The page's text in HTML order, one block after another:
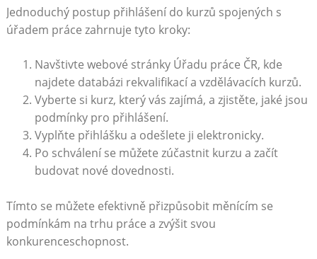
Jednoduchý postup přihlášení do kurzů spojených s
úřadem práce zahrnuje tyto kroky:
Navštivte webové stránky Úřadu práce ČR, kde
najdete databázi rekvalifikací a vzdělávacích kurzů.
Vyberte si kurz, který vás zajímá, a zjistěte, jaké jsou
podmínky pro přihlášení.
Vyplňte přihlášku a odešlete ji elektronicky.
Po schválení se můžete zúčastnit kurzu a začít
budovat nové dovednosti.
Tímto se můžete efektivně přizpůsobit měnícím se
podmínkám na trhu práce a zvýšit svou
konkurenceschopnost.